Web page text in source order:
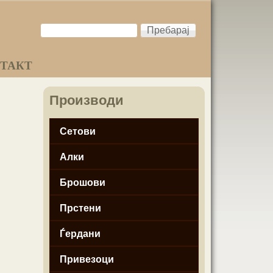
Форма
Пребарај
Производи
Сетови
Алки
Брошови
Прстени
Ѓердани
Привезоци